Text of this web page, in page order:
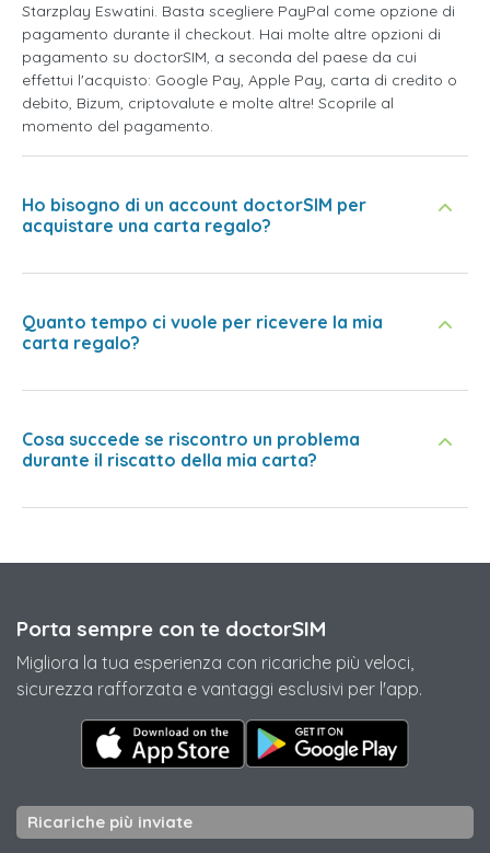
Starzplay Eswatini. Basta scegliere PayPal come opzione di
pagamento durante il checkout. Hai molte altre opzioni di
pagamento su doctorSIM, a seconda del paese da cui
effettui l'acquisto: Google Pay, Apple Pay, carta di credito o
debito, Bizum, criptovalute e molte altre! Scoprile al
momento del pagamento.
Ho bisogno di un account doctorSIM per
acquistare una carta regalo?
Quanto tempo ci vuole per ricevere la mia
carta regalo?
Cosa succede se riscontro un problema
durante il riscatto della mia carta?
Porta sempre con te doctorSIM
Migliora la tua esperienza con ricariche più veloci,
sicurezza rafforzata e vantaggi esclusivi per l'app.
Ricariche più inviate